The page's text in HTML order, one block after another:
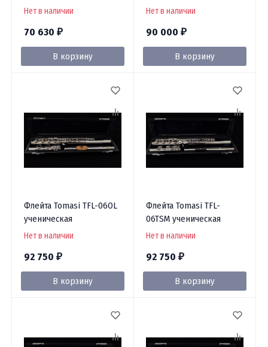
Нет в наличии
70 630 ₽
В корзину
Нет в наличии
90 000 ₽
В корзину
Флейта Tomasi TFL-06OL
ученическая
Нет в наличии
92 750 ₽
В корзину
Флейта Tomasi TFL-
06TSM ученическая
Нет в наличии
92 750 ₽
В корзину